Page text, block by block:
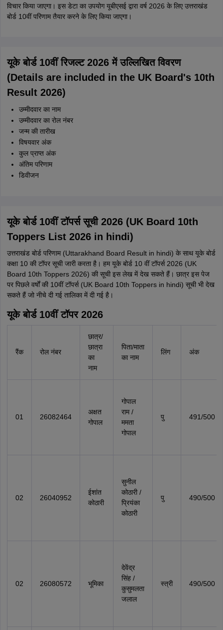
विचार किया जाएगा। इस डेटा का उपयोग यूबीएसई द्वारा वर्ष 2026 के लिए उत्तराखंड
बोर्ड 10वीं परिणाम तैयार करने के लिए किया जाएगा।
यूके बोर्ड 10वीं रिजल्ट 2026 में उल्लिखित विवरण
(Details are included in the UK Board's 10th
Result 2026)
उम्मीदवार का नाम
उम्मीदवार का रोल नंबर
जन्म की तारीख
विषयवार अंक
कुल प्राप्त अंक
अंतिम परिणाम
डिवीजन
यूके बोर्ड 10वीं टॉपर्स सूची 2026 (UK Board 10th
Toppers List 2026 in hindi)
उत्तराखंड बोर्ड परिणाम (Uttarakhand Board Result in hindi) के साथ यूके बोर्ड
कक्षा 10 की टॉपर सूची जारी करता है। हम यूके बोर्ड 10 वीं टॉपर्स 2026 (UK
Board 10th Toppers 2026) की सूची इस लेख में देख सकते हैं। छात्र इस पेज
पर पिछले वर्षों की 10वीं टॉपर्स (UK Board 10th Toppers in hindi) सूची भी देख
सकते हैं जो नीचे दी गई तालिका में दी गई है।
यूके बोर्ड 10वीं टॉपर 2026
रैंक रोल नंबर
छात्र/
छात्रा
का
नाम
पिता/माता
का नाम
लिंग अंक
01 26082464
अक्षत
गोपाल
गोपाल
राम /
ममता
गोपाल
पु 491/500
02 26040952
ईशांत
कोठारी
सुनील
कोठारी /
प्रियंका
कोठारी
पु 490/500
02 26080572 भूमिका
देवेंद्र
सिंह /
कुसुमलता
जलाल
स्त्री 490/500